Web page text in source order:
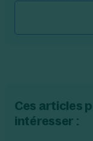
Ces articles
intéresser :